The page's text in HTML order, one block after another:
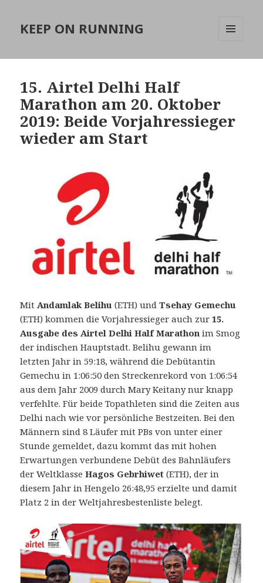
KEEP ON RUNNING
15. Airtel Delhi Half
Marathon am 20. Oktober
2019: Beide Vorjahressieger
wieder am Start
MitAndamlak Belihu(ETH) undTsehay Gemechu
(ETH) kommen die Vorjahressieger auch zur15.
Ausgabe des Airtel Delhi Half Marathon im Smog
der indischen Hauptstadt.Belihu gewann im
letzten Jahr in 59:18, während die Debütantin
Gemechu in 1:06:50 den Streckenrekord von 1:06:54
aus dem Jahr 2009 durch Mary Keitany nur knapp
verfehlte. Für beide Topathleten sind die Zeiten aus
Delhi nach wie vor persönliche Bestzeiten. Bei den
Männern sind 8 Läufer mit PBs von unter einer
Stunde gemeldet, dazu kommt das mit hohen
Erwartungen verbundene Debüt des Bahnläufers
der WeltklasseHagos Gebrhiwet (ETH), der in
diesem Jahr in Hengelo 26:48,95 erzielte und damit
Platz 2 in der Weltjahresbestenliste belegt.